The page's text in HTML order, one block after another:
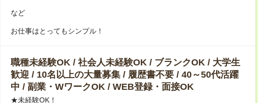
など
お仕事はとってもシンプル！
職種未経験OK / 社会人未経験OK / ブランクOK / 大学生
歓迎 / 10名以上の大量募集 / 履歴書不要 / 40～50代活躍
中 / 副業・WワークOK / WEB登録・面接OK
★未経験OK！